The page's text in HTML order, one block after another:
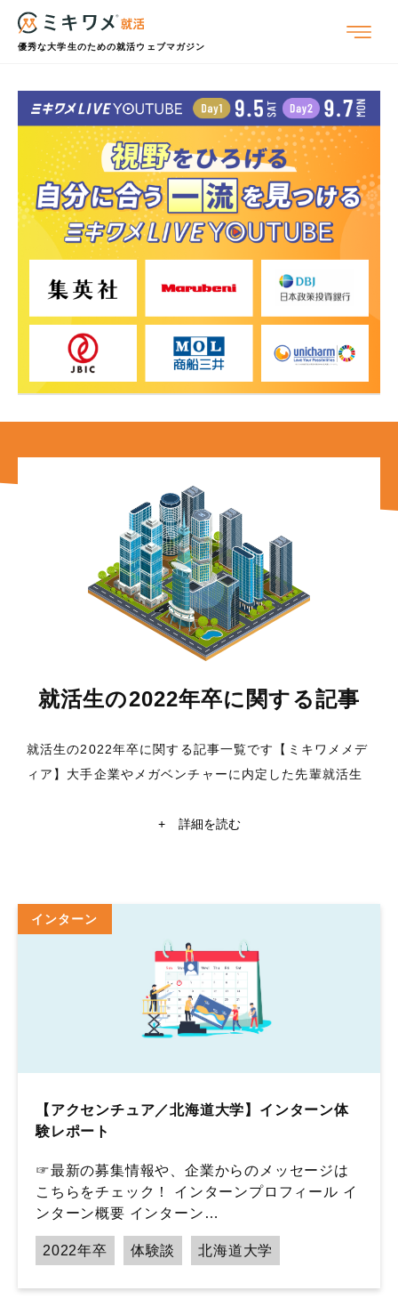
優秀な大学生のための就活ウェブマガジン
就活生の2022年卒に関する記事
就活生の2022年卒に関する記事一覧です【ミキワメメデ
ィア】大手企業やメガベンチャーに内定した先輩就活生
2022年卒に関することまで内定をもらうまでにしたこと
+ 詳細を読む
インターン
【アクセンチュア／北海道大学】インターン体
験レポート
☞最新の募集情報や、企業からのメッセージは
こちらをチェック！ インターンプロフィール イ
ンターン概要 インターン…
2022年卒 体験談 北海道大学